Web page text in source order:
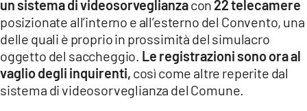
un sistema di videosorveglianzacon 22 telecamere
posizionate all’interno e all’esterno del Convento, una
delle quali è proprio in prossimità del simulacro
oggetto del saccheggio. Le registrazioni sono ora al
vaglio degli inquirenti, così come altre reperite dal
sistema di videosorveglianza del Comune.